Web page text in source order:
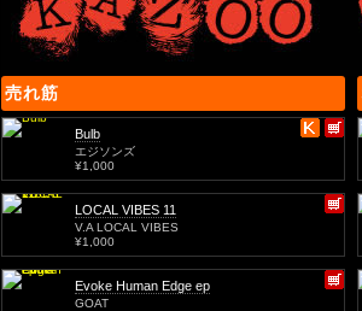
売れ筋
Bulb
エジソンズ
¥1,000
LOCAL VIBES 11
V.A LOCAL VIBES
¥1,000
Evoke Human Edge ep
GOAT